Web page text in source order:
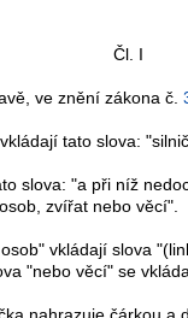
Čl. I
ve znění zákona č.
tato slova:
"a při níž
zvířat nebo věcí".
vkládají slova
"nebo věcí" se
nahrazuje čárkou a
náhrady
škody